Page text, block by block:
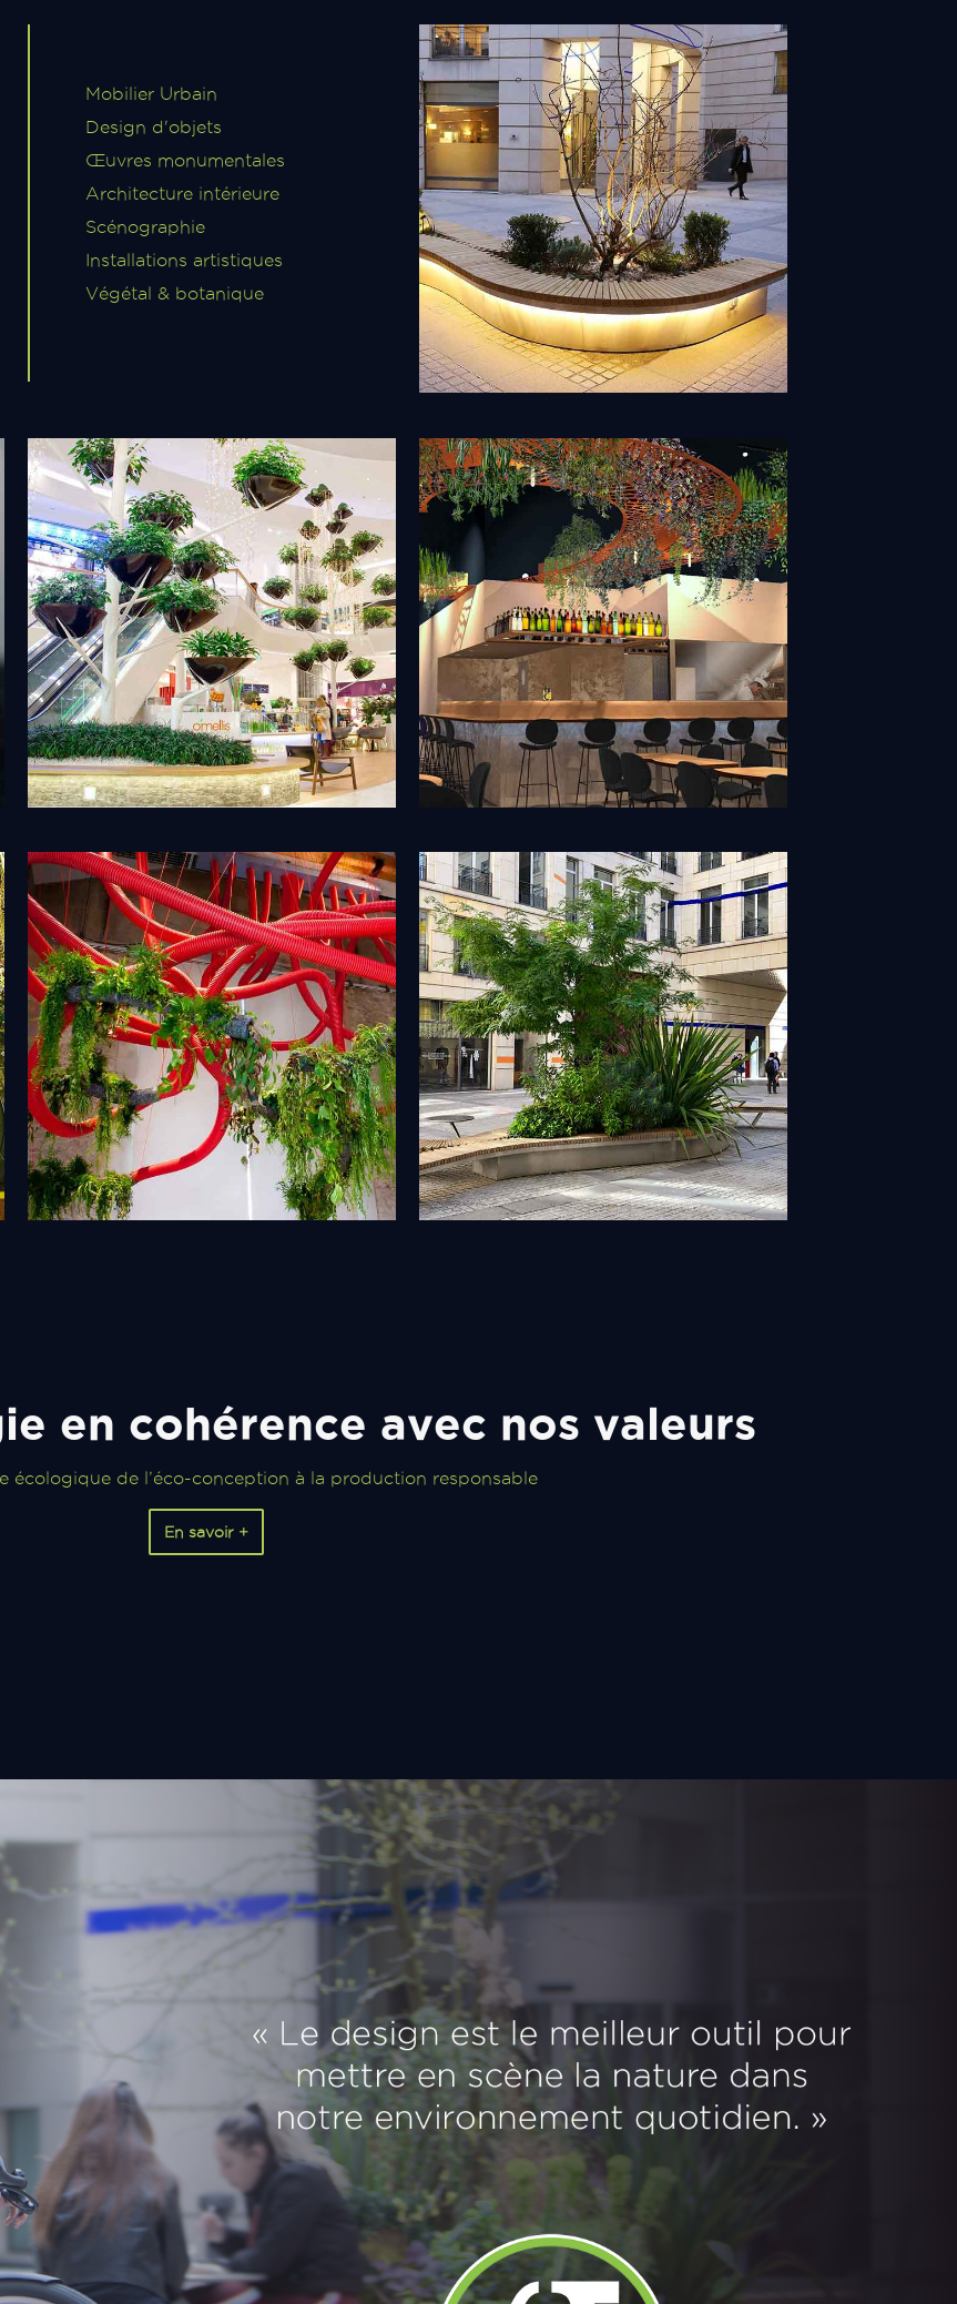
Mobilier Urbain
Design d'objets
Œuvres monumentales
Architecture intérieure
Scénographie
Installations artistiques
Végétal & botanique
Mobilier Urbain
Découvrir
Œuvres monumentales
Découvrir
Architecture intérieure
Découvrir
Installations artistiques
Découvrir
Végétal & botanique
Découvrir
en cohérence avec nos valeurs
écologique de l’éco-conception à la production responsable
En savoir +